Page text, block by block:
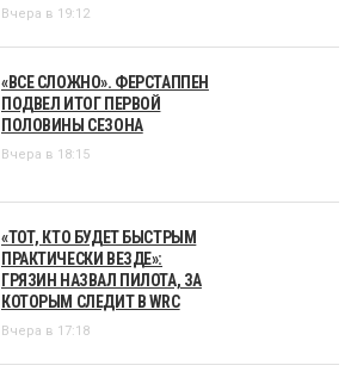
Вчера в 19:12
«ВСЕ СЛОЖНО». ФЕРСТАППЕН
ПОДВЕЛ ИТОГ ПЕРВОЙ
ПОЛОВИНЫ СЕЗОНА
Вчера в 18:15
«ТОТ, КТО БУДЕТ БЫСТРЫМ
ПРАКТИЧЕСКИ ВЕЗДЕ»:
ГРЯЗИН НАЗВАЛ ПИЛОТА, ЗА
КОТОРЫМ СЛЕДИТ В WRC
Вчера в 17:18